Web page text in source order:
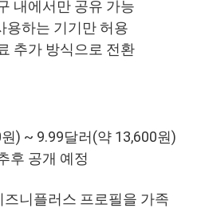
내에서만 공유 가능
용하는 기기만 허용
추가 방식으로 전환
) ~ 9.99달러(약 13,600원)
후 공개 예정
니플러스 프로필을 가족